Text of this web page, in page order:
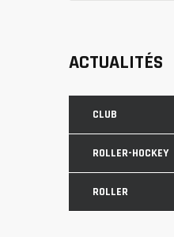
ACTUALITÉS
CLUB
ROLLER-HOCKEY
ROLLER